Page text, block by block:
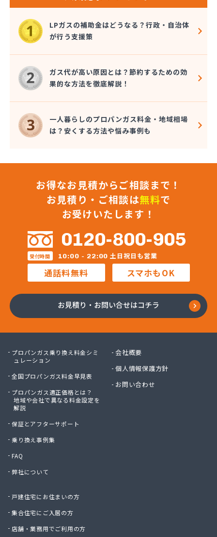
広島酸素株式会社
広島団地ガス協業組合
佐々木商店
三愛オブリガス中国株式会社 広島支店
三原食糧企業組合・三原食糧プロパン部
三崎商店
秋山プロパン・電器店
松井商事有限会社
松村プロパン
松島燃料店
食協株式会社 広島販売所
食協株式会社 燃料部 燃料課
真田石油株式会社 本社・セルフ府中給油所
水口プロパン
政広商店
正進ガス株式会社
正和液化株式会社 LPGスタンド
正和液化株式会社 本社
赤木プロパンオート ガス充てん工場
川口プロパン
川本プロパン
大竹プロパン瓦斯株式会社
大陽日酸エネルギー株式会社 呉支店 東広島・竹
大陽日酸エネルギー株式会社 広島支店
大陽日酸株式会社 中四国支社
池田液化ガス株式会社
中国ガス機器株式会社 機器事業部
中国ガス機器株式会社 呉営業所
中国三愛ガスサプライ株式会社
中石産業株式会社 広島営業所
中前米穀燃料店
長神金物有限会社
土井商店
LPガスの補助金はどうなる？行政・自治体
が行う支援策
ガス代が高い原因とは？節約するための効
果的な方法を徹底解説！
一人暮らしのプロパンガス料金・地域相場
は？安くする方法や悩み事例も
お得なお見積からご相談まで！
お見積り・ご相談は無料で
お受けいたします！
0120-800-905
受付時間 10:00 - 22:00 土日祝日も営業
通話料無料 スマホもOK
お見積り・お問い合せはコチラ
プロパンガス乗り換え料金シミ
ュレーション
全国プロパンガス料金早見表
プロパンガス適正価格とは？
地域や会社で異なる料金設定を
解説
保証とアフターサポート
乗り換え事例集
FAQ
弊社について
戸建住宅にお住まいの方
集合住宅にご入居の方
店舗・業務用でご利用の方
会社概要
個人情報保護方針
お問い合わせ